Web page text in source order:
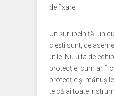
de fixare.
Un șurubelniță, un
clești sunt, de
utile. Nu uita de
protecție, cum ar fi
protecție și
te că ai toate